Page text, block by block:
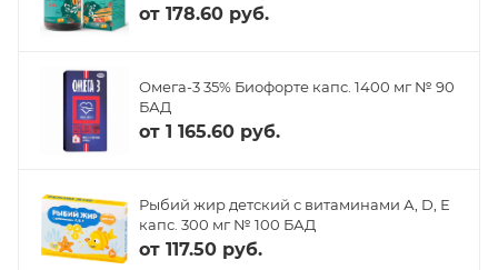
от 178.60 руб.
Омега-3 35% Биофорте капс. 1400 мг № 90
БАД
от 1 165.60 руб.
Рыбий жир детский с витаминами А, D, Е
капс. 300 мг № 100 БАД
от 117.50 руб.